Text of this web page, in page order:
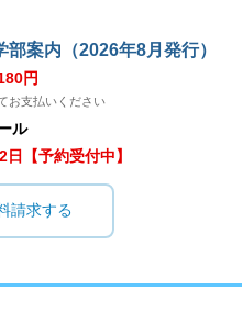
案内（2026年8月発行）
円
お支払いください
ル
日【予約受付中】
請求する